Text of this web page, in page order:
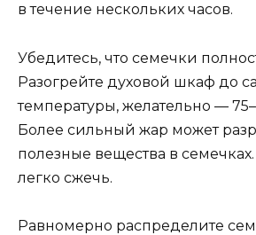
в течение нескольких часов.
Убедитесь, что семечки
Разогрейте духовой шкаф до
температуры, желательно —
Более сильный жар может
полезные вещества в
легко сжечь.
Равномерно распределите